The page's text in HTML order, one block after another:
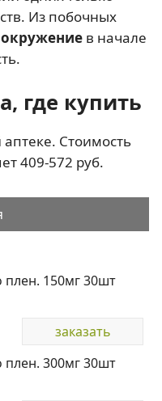
Из побочных
в начале
где купить
Стоимость
409-572 руб.
плен. 150мг 30шт
заказать
плен. 300мг 30шт